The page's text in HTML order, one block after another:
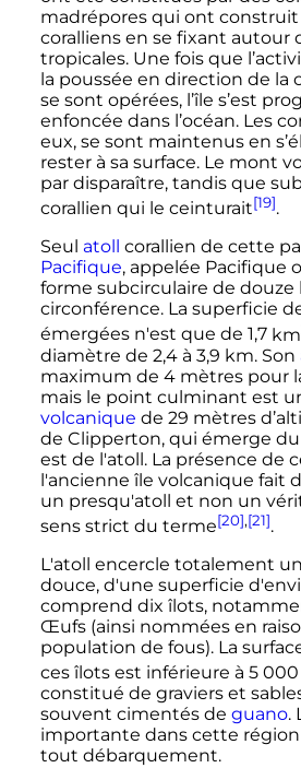
madrépores qui ont construit
coralliens en se fixant autour
tropicales. Une fois que
la poussée en direction de la
se sont opérées, l’île s’est
enfoncée dans l’océan. Les
eux, se sont maintenus en
rester à sa surface. Le mont
par disparaître, tandis que
corallien qui le ceinturait[19].
Seul atoll corallien de cette
Pacifique, appelée Pacifique
forme subcirculaire de
circonférence. La superficie
émergées n'est que de 1,7 km
diamètre de 2,4 à 3,9 km. Son
maximum de 4 mètrespour
mais le point culminant est
volcanique de 29 mètres
de Clipperton, qui émerge
est de l'atoll. La présence de
l'ancienne île volcanique fait
un presqu'atoll et non un
sens strict du terme[20],[21].
L'atoll encercle totalement
douce, d'une superficie
comprend dix îlots,
Œufs (ainsi nommées en
population de fous). La
ces îlots est inférieure à 5 000
constitué de graviers et
souvent cimentés de guano.
importante dans cette
tout débarquement.